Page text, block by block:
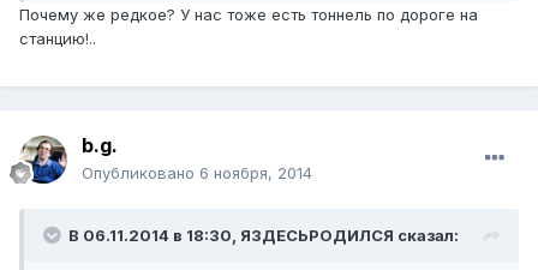
Почему же редкое? У нас тоже есть тоннель по дороге на
станцию!..
b.g.
Опубликовано 6 ноября, 2014
В 06.11.2014 в 18:30, ЯЗДЕСЬРОДИЛСЯ сказал: